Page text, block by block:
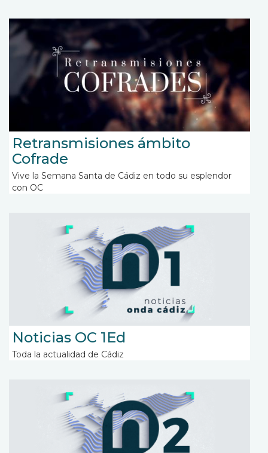
Retransmisiones ámbito
Cofrade
Vive la Semana Santa de Cádiz en todo su esplendor
con OC
Noticias OC 1Ed
Toda la actualidad de Cádiz